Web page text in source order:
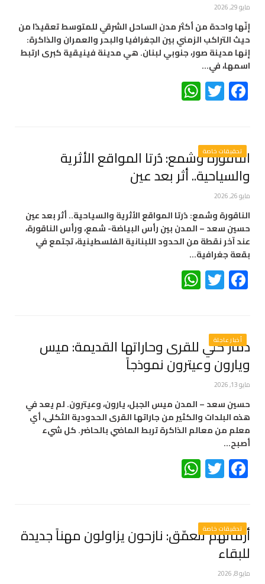
مايو 29, 2026
إنّها واحدة من أكثر مدن الساحل الشرقي للمتوسط تعقيدًا من
حيث التراكب الزمني بين الجغرافيا والبحر والعمران والذاكرة:
إنها مدينة صور، جنوبي لبنان. هي مدينة فينيقية كبرى ارتبط
اسمها، في…
Facebook
Twitter
تحقيقات خاصة
الناقورة وشمع: دُرتا المواقع الأثرية
والسياحية.. أثر بعد عين
مايو 26, 2026
الناقورة وشمع: دُرتا المواقع الأثرية والسياحية.. أثر بعد عين
حسين سعد – المدن بين رأس البياضة- شمع، ورأس الناقورة،
عند آخر نقطة من الحدود اللبنانية الفلسطينية، تجتمع في
بقعة جغرافية…
Facebook
Twitter
أخبار عاجلة
دمار كلي للقرى وحاراتها القديمة: ميس
ويارون وعيترون نموذجاً
مايو 13, 2026
حسين سعد – المدن ميس الجبل، يارون، وعيترون. لم يعد في
هذه البلدات والكثير من جاراتها القرى الحدودية الثكلى، أي
معلم من معالم الذاكرة تربط الماضي بالحاضر. كل شيء
أصبح…
Facebook
Twitter
تحقيقات خاصة
أزماتهم تتعمّق: نازحون يزاولون مهناً جديدة
للبقاء
مايو 8, 2026